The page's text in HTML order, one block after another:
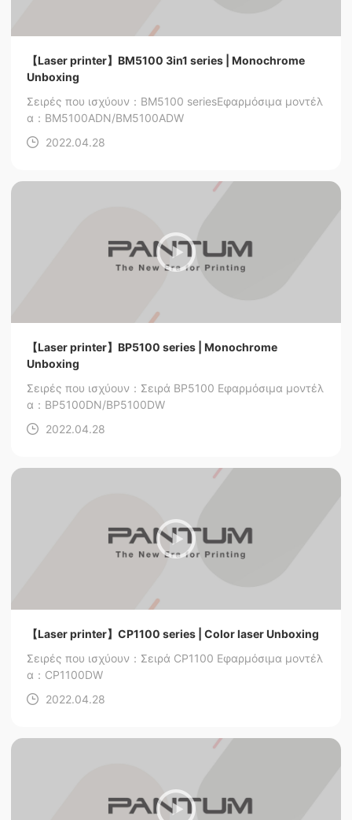
【Laser printer】BM5100 3in1 series | Monochrome
Unboxing
Σειρές που ισχύουν：BM5100 seriesΕφαρμόσιμα μοντέλ
α：BM5100ADN/BM5100ADW
2022.04.28
【Laser printer】BP5100 series | Monochrome
Unboxing
Σειρές που ισχύουν：Σειρά BP5100 Εφαρμόσιμα μοντέλ
α：BP5100DN/BP5100DW
2022.04.28
【Laser printer】CP1100 series | Color laser Unboxing
Σειρές που ισχύουν：Σειρά CP1100 Εφαρμόσιμα μοντέλ
α：CP1100DW
2022.04.28